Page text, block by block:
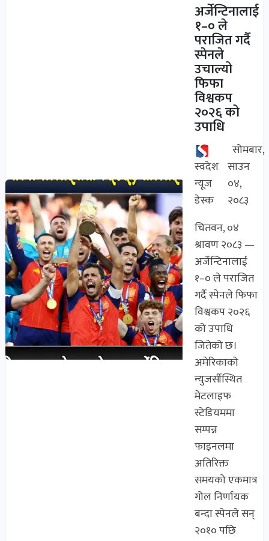
अर्जेन्टिनालाई
१–० ले
पराजित गर्दै
स्पेनले
उचाल्यो
फिफा
विश्वकप
२०२६ को
उपाधि
स्वदेश
न्यूज
डेस्क
सोमबार,
साउन
०४,
२०८३
चितवन, ०४
श्रावण २०८३ —
अर्जेन्टिनालाई
१–० ले पराजित
गर्दै स्पेनले फिफा
विश्वकप २०२६
को उपाधि
जितेको छ।
अमेरिकाको
न्युजर्सीस्थित
मेटलाइफ
स्टेडियममा
सम्पन्न
फाइनलमा
अतिरिक्त
समयको एकमात्र
गोल निर्णायक
बन्दा स्पेनले सन्
२०१० पछि